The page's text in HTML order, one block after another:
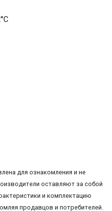
для ознакомления и не
оставляют за собой
и комплектацию
продавцов и потребителей.